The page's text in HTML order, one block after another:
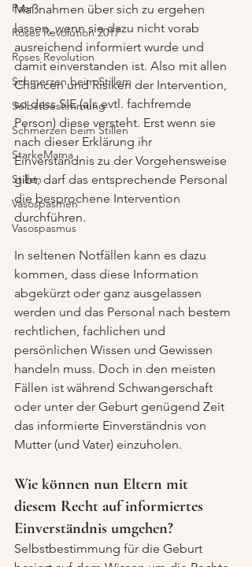
Paar
Roses Revolution 2017
Roses Revolution
Schmerzen beim Stillem
Selbstbestimmung
Schmerzen beim Stillen
StarkeMama
Stillen
Vasospasmen
Vasospasmus
Maßnahmen über sich zu ergehen
lassen, wenn sie dazu nicht vorab
ausreichend informiert wurde und
damit einverstanden ist. Also mit allen
Chancen und Risiken der Intervention,
so dass SIE (als evtl. fachfremde
Person) diese versteht. Erst wenn sie
nach dieser Erklärung ihr
Einverständnis zu der Vorgehensweise
gibt, darf das entsprechende Personal
die besprochene Intervention
durchführen.
In seltenen Notfällen kann es dazu
kommen, dass diese Information
abgekürzt oder ganz ausgelassen
werden und das Personal nach bestem
rechtlichen, fachlichen und
persönlichen Wissen und Gewissen
handeln muss. Doch in den meisten
Fällen ist während Schwangerschaft
oder unter der Geburt genügend Zeit
das informierte Einverständnis von
Mutter (und Vater) einzuholen.
Wie können nun Eltern mit
diesem Recht auf informiertes
Einverständnis umgehen?
Selbstbestimmung für die Geburt